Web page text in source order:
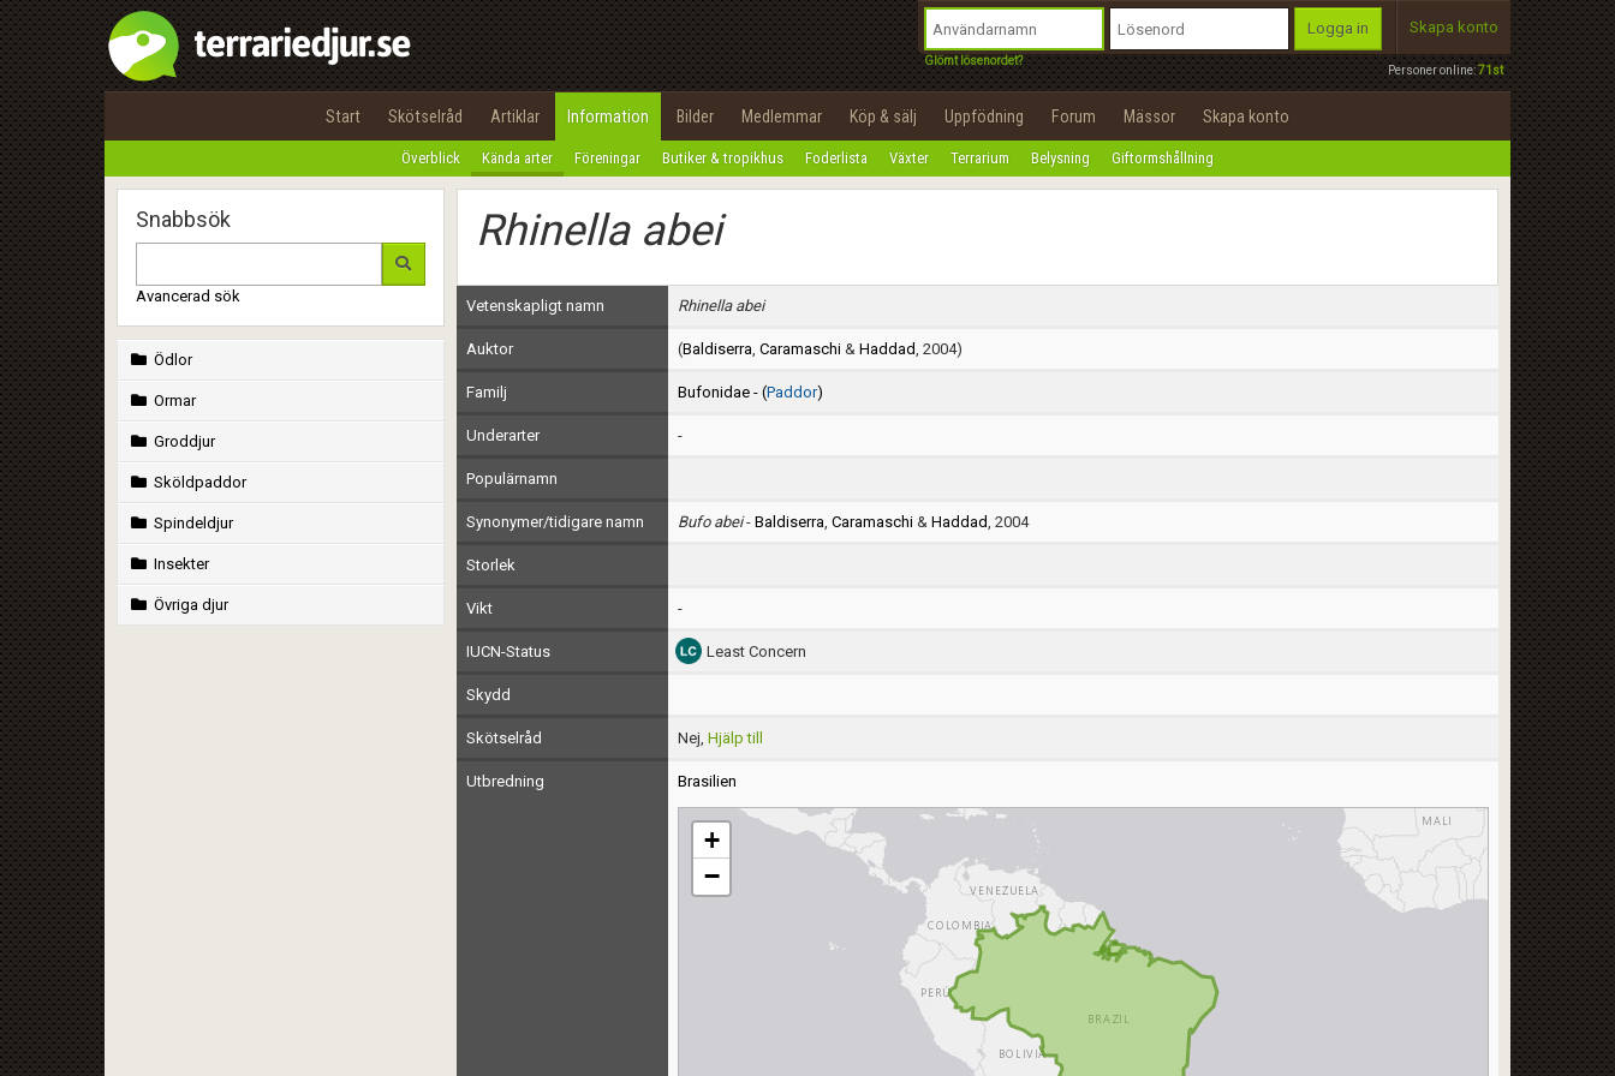
Personer online:71st
Logga in
Glömt lösenordet?
Skapa konto
Start Skötselråd Artiklar Information Bilder Medlemmar Köp & sälj Uppfödning Forum Mässor Skapa konto
Överblick Kända arter Föreningar Butiker & tropikhus Foderlista Växter Terrarium Belysning Giftormshållning
Snabbsök
Avancerad sök
Ödlor
Ormar
Groddjur
Sköldpaddor
Spindeldjur
Insekter
Övriga djur
Rhinella abei
Vetenskapligt namn Rhinella abei
Auktor (Baldiserra, Caramaschi& Haddad, 2004)
Familj Bufonidae - (Paddor)
Underarter -
Populärnamn
Synonymer/tidigare namn Bufo abei- Baldiserra, Caramaschi& Haddad, 2004
Storlek
Vikt -
IUCN-Status Least Concern
Skydd
Skötselråd Nej, Hjälp till
Utbredning Brasilien
+
−
Utför
100%
OK
integritetspolicy
Namn:
Epost:
Användarnamn:
Lösenord:
Privacy Policy
Terms of Service
Begär nytt lösenord
Tillbaka till förstasidan